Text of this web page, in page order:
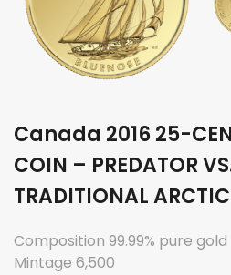
Canada 2016 25-
COIN – PREDATOR
TRADITIONAL
Composition 99.99% pure gold
Mintage 6,500